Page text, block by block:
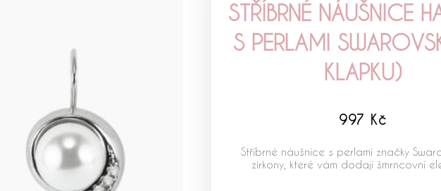
STŘÍBRNÉ NÁUŠNICE
S PERLAMI
KLAPKU)
997 Kč
Stříbrné náušnice s perlami značky
zirkony, které vám dodají šmrncovní